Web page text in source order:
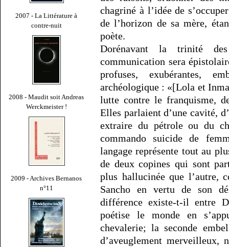
2007 - La Littérature à
contre-nuit
2008 - Maudit soit Andreas
Werckmeister !
2009 - Archives Bernanos
n°11
chagriné à l’idée de
de l’horizon de sa mère,
poète.
Dorénavant la trinité
communication sera
profuses, exubérantes,
archéologique : «[Lola et
lutte contre le franquisme,
Elles parlaient d’une cavité,
extraire du pétrole ou du
commando suicide de
langage représente tout au
de deux copines qui sont
plus hallucinée que l’autre,
Sancho en vertu de son
différence existe-t-il entre
poétise le monde en
chevalerie; la seconde
d’aveuglement merveilleux,